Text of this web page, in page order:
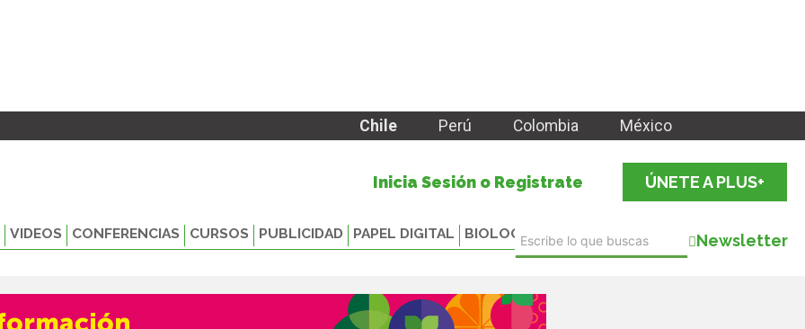
Chile Perú Colombia México
Inicia Sesión o Registrate ÚNETE A PLUS+
VIDEOS CONFERENCIAS CURSOS PUBLICIDAD PAPEL DIGITAL BIOLOGICALS Newsletter